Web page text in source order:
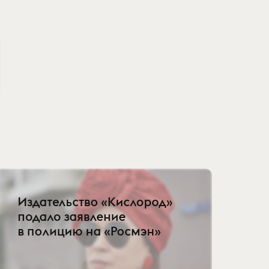
Издательство «Кислород»
подало заявление
в полицию на «Росмэн»